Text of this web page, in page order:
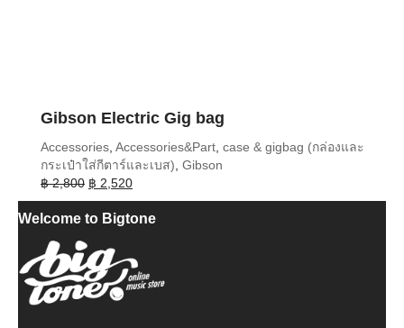
Gibson Electric Gig bag
Accessories, Accessories&Part, case & gigbag (กล่องและ
กระเป๋าใส่กีตาร์และเบส), Gibson
฿2,800 Original
price
was:
฿ 2,520Current
price
is:
Welcome to Bigtone